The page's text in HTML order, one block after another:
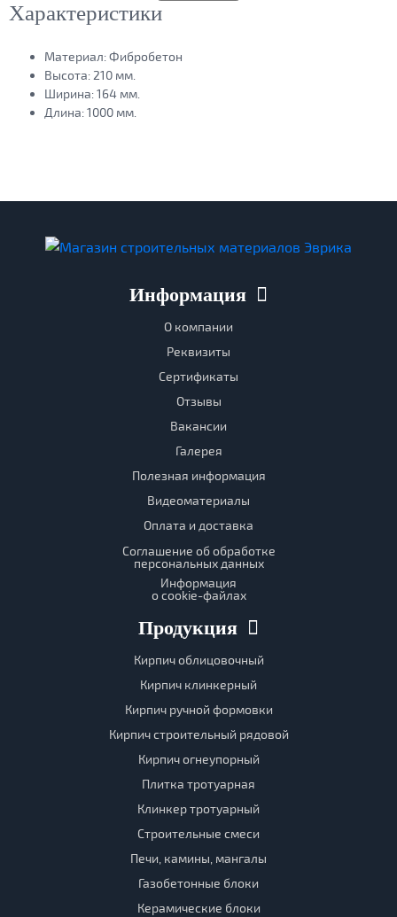
Характеристики
Материал:Фибробетон
Высота: 210 мм.
Ширина:164 мм.
Длина:1000 мм.
Информация
О компании
Реквизиты
Сертификаты
Отзывы
Вакансии
Галерея
Полезная информация
Видеоматериалы
Оплата и доставка
Соглашение об обработке
персональных данных
Информация
о cookie-файлах
Продукция
Кирпич облицовочный
Кирпич клинкерный
Кирпич ручной формовки
Кирпич строительный рядовой
Кирпич огнеупорный
Плитка тротуарная
Клинкер тротуарный
Строительные смеси
Печи, камины, мангалы
Газобетонные блоки
Керамические блоки